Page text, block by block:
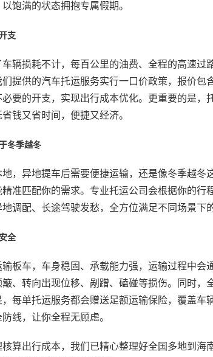
饱满的状态拥抱专属假期。
支
辆损耗不计，每百公里的油费、全程的高速过
提供的汽车托运服务实行一口价政策，报价包
要的开支，实现出行成本优化。更重要的是，
钱又省时间，便捷又经济。
冬季越冬
，异地提车后需要便捷运输，还是像冬季越冬
准匹配你的需求。专业托运公司会根据你的行
调配、长途驾驶发愁，全方位满足不同场景下
全
板车，车身稳固、承载能力强，运输过程中会
、转向出现位移、剐蹭、磕碰等损伤。同时，
每单托运服务都会赠送足额运输保险，覆盖车
线，让你全程无顾虑。
算出行成本，我们已精心整理好全国多地到海